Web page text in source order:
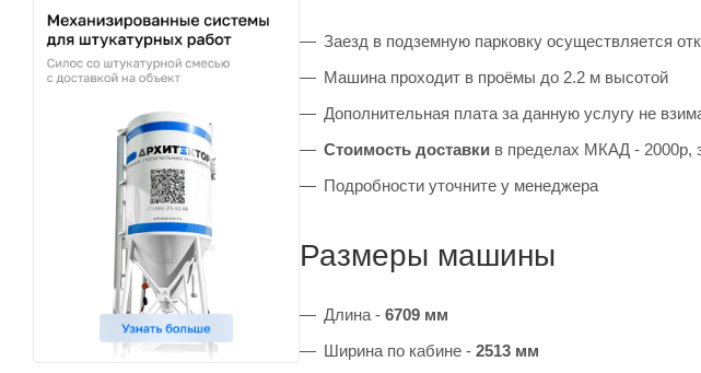
Заезд в подземную парковку осуществляется
Машина проходит в проёмы до 2.2 м высотой
Дополнительная плата за данную услугу не
Стоимость доставки в пределах МКАД - 2000р,
Подробности уточните у менеджера
Размеры машины
Длина - 6709 мм
Ширина по кабине - 2513 мм